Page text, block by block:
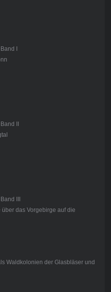
I
II
III
das Vorgebirge auf die
Waldkolonien der Glasbläser und